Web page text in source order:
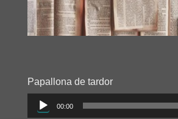
Papallona de tardor
d'àudio
00:00